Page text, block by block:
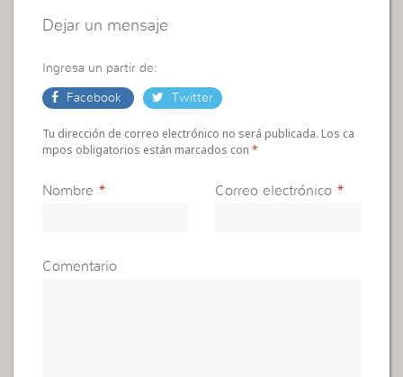
Dejar un mensaje
Ingresa un partir de:
Facebook Twitter
Tu dirección de correo electrónico no será publicada. Los ca
mpos obligatorios están marcados con*
Nombre * Correo electrónico *
Comentario